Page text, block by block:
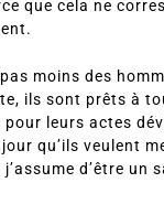
que cela ne
moins des
ils sont prêts à
pour leurs actes
qu’ils veulent
d’être un